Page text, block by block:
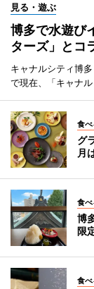
見る・遊ぶ
博多で水遊び
ターズ」とコ
キャナルシティ博
で現在、「キャナ
食べ
グ
月
食べ
博
限
食べ